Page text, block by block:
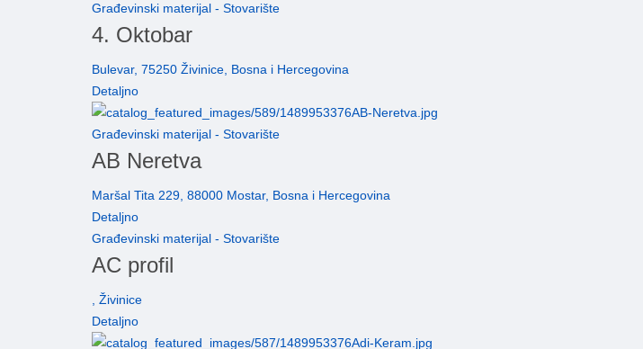
Građevinski materijal - Stovarište
4. Oktobar
Bulevar, 75250 Živinice, Bosna i Hercegovina
Detaljno
Građevinski materijal - Stovarište
AB Neretva
Maršal Tita 229, 88000 Mostar, Bosna i Hercegovina
Detaljno
Građevinski materijal - Stovarište
AC profil
, Živinice
Detaljno